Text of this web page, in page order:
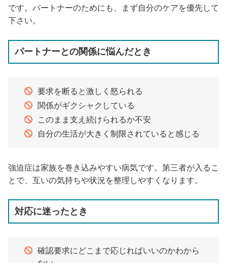
です。パートナーのためにも、まず自分のケアを優先して
下さい。
パートナーとの関係に悩んだとき
要求を断ると激しく怒られる
関係がギクシャクしている
このまま支え続けられるか不安
自分の生活が大きく制限されていると感じる
強迫症は家族を巻き込みやすい病気です。第三者が入るこ
とで、互いの気持ちや状況を整理しやすくなります。
対応に迷ったとき
確認要求にどこまで応じればいいのかわから